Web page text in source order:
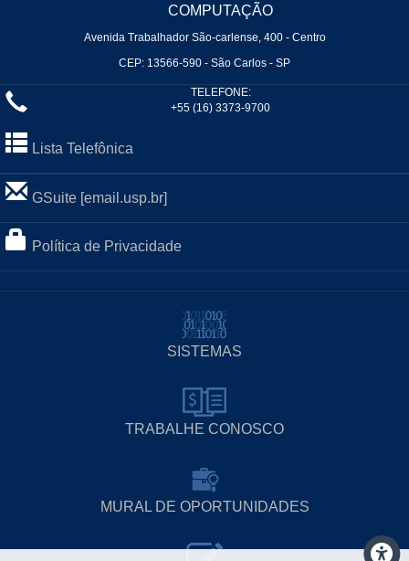
COMPUTAÇÃO
Avenida Trabalhador São-carlense, 400 - Centro
CEP: 13566-590 - São Carlos - SP
TELEFONE:
+55 (16) 3373-9700
Lista Telefônica
GSuite [email.usp.br]
Política de Privacidade
SISTEMAS
TRABALHE CONOSCO
MURAL DE OPORTUNIDADES